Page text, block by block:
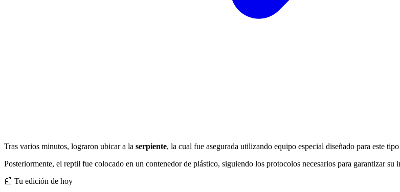
Tras varios minutos, lograron ubicar a la serpiente, la cual fue asegurada utilizando equipo especial diseñado para este tipo
Posteriormente, el reptil fue colocado en un contenedor de plástico, siguiendo los protocolos necesarios para garantizar su
📰 Tu edición de hoy